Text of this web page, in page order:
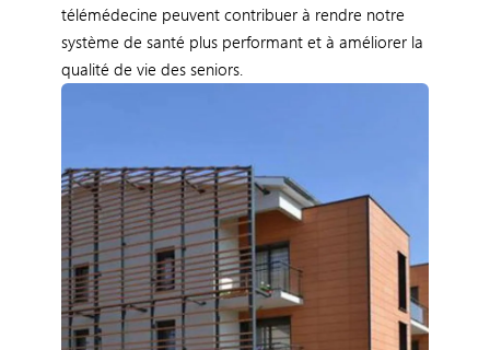
télémédecine peuvent contribuer à rendre notre
système de santé plus performant et à améliorer la
qualité de vie des seniors.